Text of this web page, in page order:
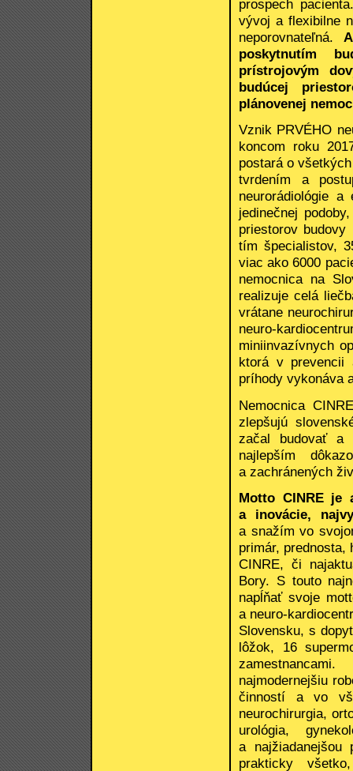
prospech
vývoj a flexibilne
neporovnateľná.
poskytnutím
prístrojovým
budúcej
plánovenej
Vznik PRVÉHO
koncom roku
postará o
tvrdením a
neurorádiológie a
jedinečnej
priestorov
tím špecialistov,
viac ako 6000
nemocnica na
realizuje celá
vrátane
neuro-
miniinvazívnych
ktorá v prevencii
príhody vykonáva
Nemocnica
zlepšujú
začal budovať a
najlepším
a zachránených
Motto CINRE je
a inovácie,
a snažím vo
primár,
CINRE, či
Bory. S touto
napĺňať svoje
a neuro-
Slovensku, s
lôžok, 16
najmodernejšiu
činností a vo
neurochirurgia,
urológia,
a najžiadanejšou
prakticky